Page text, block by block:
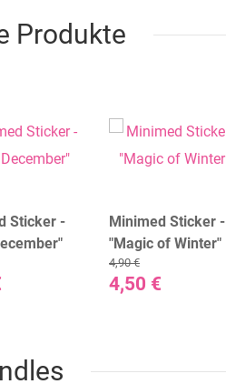
Produkte
Sticker -
Minimed Sticker -
"Magic of Winter"
4,50 €
4,90 €